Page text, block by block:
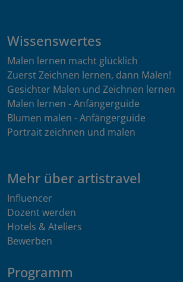
Wissenswertes
Malen lernen macht glücklich
Zuerst Zeichnen lernen, dann Malen!
Gesichter Malen und Zeichnen lernen
Malen lernen - Anfängerguide
Blumen malen - Anfängerguide
Portrait zeichnen und malen
Mehr über artistravel
Influencer
Dozent werden
Hotels & Ateliers
Bewerben
Programm